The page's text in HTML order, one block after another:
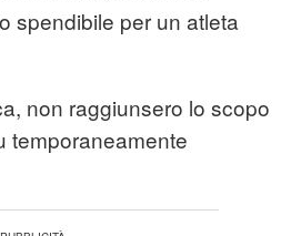
spendibile per un atleta
non raggiunsero lo scopo
temporaneamente